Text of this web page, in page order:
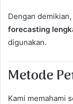
Dengan
forecasting
digunakan.
Metode
Kami memahami